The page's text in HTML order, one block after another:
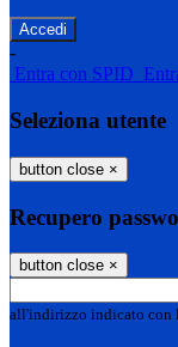
-
Entra con SPID
Seleziona utente
button close ×
Recupero
button close ×
all'indirizzo indicato con